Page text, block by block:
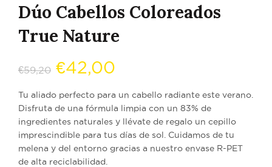
Dúo Cabellos Coloreados
True Nature
€59,20 Le
prix
initial
était :
€42,00
prix
actuel
est :
Tu aliado perfecto para un cabello radiante este verano.
Disfruta de una fórmula limpia con un 83% de
ingredientes naturales y llévate de regalo un cepillo
imprescindible para tus días de sol. Cuidamos de tu
melena y del entorno gracias a nuestro envase R-PET
de alta reciclabilidad.